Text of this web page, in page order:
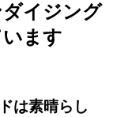
イジング
ます
は素晴らし